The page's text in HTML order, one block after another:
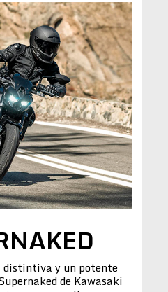
distintiva y un potente
de Kawasaki